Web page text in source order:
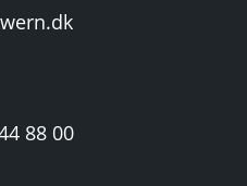
88 00